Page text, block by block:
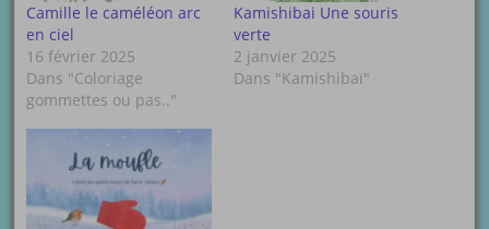
Camille le caméléon arc
en ciel
16 février 2025
Dans "Coloriage
gommettes ou pas.."
Kamishibai Une souris
verte
2 janvier 2025
Dans "Kamishibaï"